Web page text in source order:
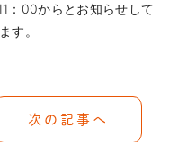
：00からとお知らせして
す。
次の記事へ